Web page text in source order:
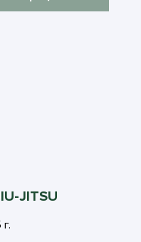
JITSU